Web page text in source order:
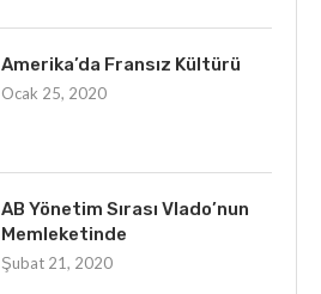
Amerika’da Fransız Kültürü
Ocak 25, 2020
AB Yönetim Sırası Vlado’nun
Memleketinde
Şubat 21, 2020